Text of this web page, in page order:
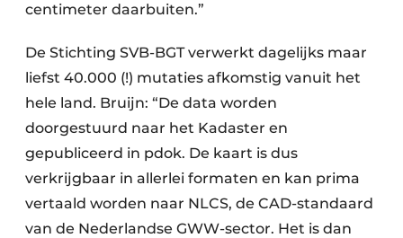
centimeter daarbuiten.”
De Stichting SVB-BGT verwerkt dagelijks maar
liefst 40.000 (!) mutaties afkomstig vanuit het
hele land. Bruijn: “De data worden
doorgestuurd naar het Kadaster en
gepubliceerd in pdok. De kaart is dus
verkrijgbaar in allerlei formaten en kan prima
vertaald worden naar NLCS, de CAD-standaard
van de Nederlandse GWW-sector. Het is dan